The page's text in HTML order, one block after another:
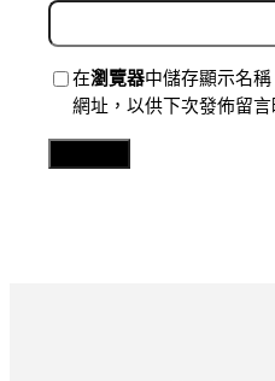
在瀏覽器中儲存顯示名
網址，以供下次發佈留言